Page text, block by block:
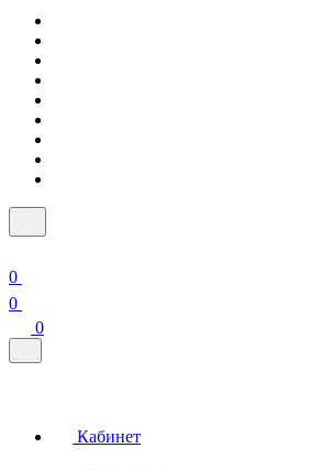
0
0
0
Кабинет